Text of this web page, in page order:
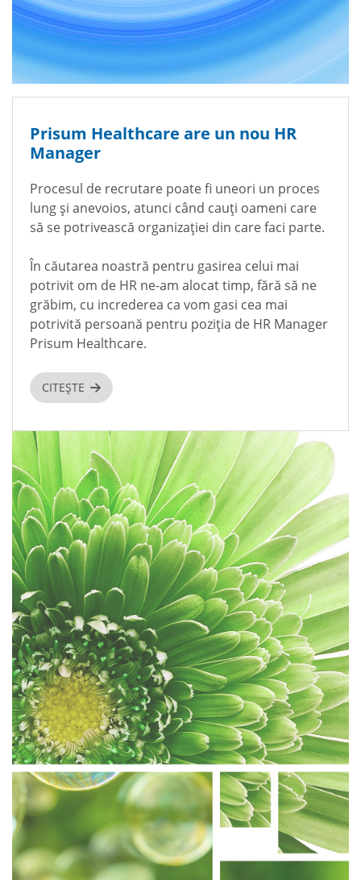
Prisum Healthcare are un nou HR
Manager
Procesul de recrutare poate fi uneori un proces
lung și anevoios, atunci când cauți oameni care
să se potrivească organizației din care faci parte.
În căutarea noastră pentru gasirea celui mai
potrivit om de HR ne-am alocat timp, fără să ne
grăbim, cu increderea ca vom gasi cea mai
potrivită persoană pentru poziția de HR Manager
Prisum Healthcare.
CITEȘTE